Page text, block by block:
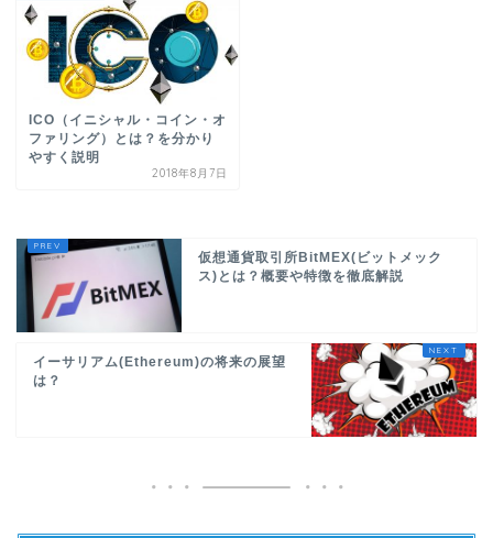
ICO（イニシャル・コイン・オ
ファリング）とは？を分かり
やすく説明
2018年8月7日
仮想通貨取引所BitMEX(ビットメック
ス)とは？概要や特徴を徹底解説
イーサリアム(Ethereum)の将来の展望
は？